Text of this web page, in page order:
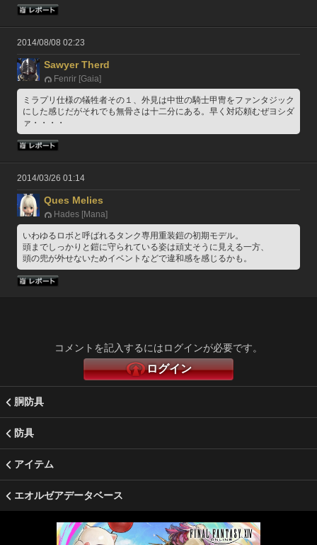
2014/08/08 02:23
Sawyer Therd
Fenrir [Gaia]
ミラプリ仕様の犠牲者その１、外見は中世の騎士甲冑をファンタジック
にした感じだがそれでも無骨さは十二分にある。早く対応頼むぜヨシダ
ァ・・・・
2014/03/26 01:14
Ques Melies
Hades [Mana]
いわゆるロボと呼ばれるタンク専用重装鎧の初期モデル。
頭までしっかりと鎧に守られている姿は頑丈そうに見える一方、
頭の兜が外せないためイベントなどで違和感を感じるかも。
コメントを記入するにはログインが必要です。
ログイン
胴防具
防具
アイテム
エオルゼアデータベース